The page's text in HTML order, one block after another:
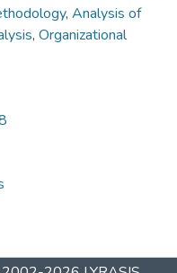
, Analysis of
, Organizational